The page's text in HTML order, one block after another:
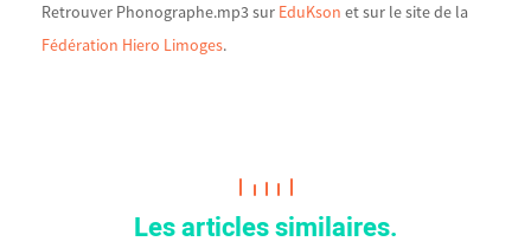
Retrouver Phonographe.mp3 sur EduKson et sur le site de la
Fédération Hiero Limoges.
Les articles similaires.